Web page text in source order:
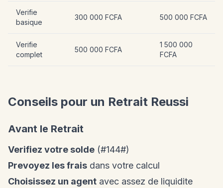
Verifie
basique
300 000 FCFA 500 000 FCFA
Verifie
complet
500 000 FCFA
1 500 000
FCFA
Conseils pour un Retrait Reussi
Avant le Retrait
Verifiez votre solde (#144#)
Prevoyez les frais dans votre calcul
Choisissez un agent avec assez de liquidite